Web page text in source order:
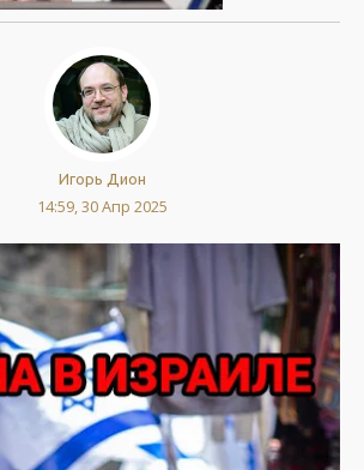
Игорь Дион
14:59, 30 Апр 2025